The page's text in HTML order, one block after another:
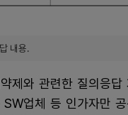
내용.
제와 관련한 질의응
업체 등 인가자만